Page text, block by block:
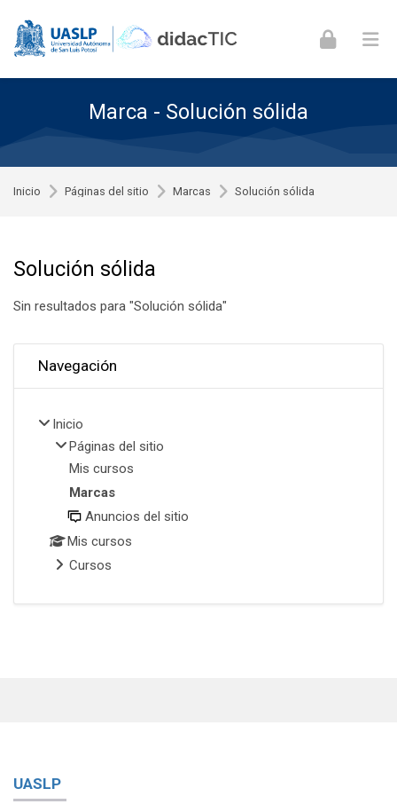
Marca - Solución sólida
Inicio Páginas del sitio Marcas Solución sólida
Solución sólida
Sin resultados para "Solución sólida"
Navegación
Inicio
Páginas del sitio
Mis cursos
Marcas
Anuncios del sitio
Mis cursos
Cursos
UASLP